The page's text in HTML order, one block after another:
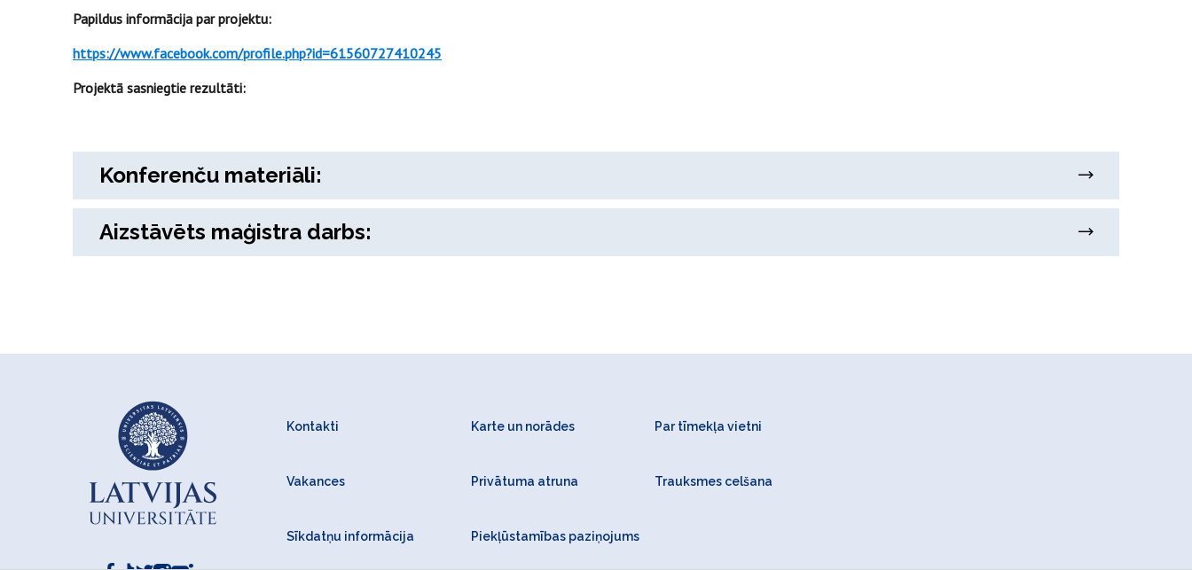
Papildus informācija par projektu:
https://www.facebook.com/profile.php?id=61560727410245
Projektā sasniegtie rezultāti:
Konferenču materiāli:
Aizstāvēts maģistra darbs:
Kontakti Karte un norādes Par tīmekļa vietni
Vakances Privātuma atruna Trauksmes celšana
Sīkdatņu informācija Piekļūstamības paziņojums